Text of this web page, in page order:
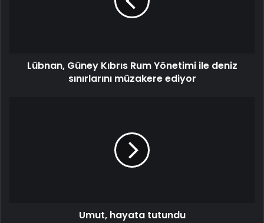
Lübnan, Güney Kıbrıs Rum Yönetimi ile deniz
sınırlarını müzakere ediyor
Umut, hayata tutundu